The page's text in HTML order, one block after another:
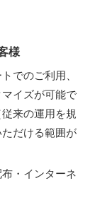
様
でのご利用、
イズが可能で
来の運用を規
だける範囲が
・インターネ